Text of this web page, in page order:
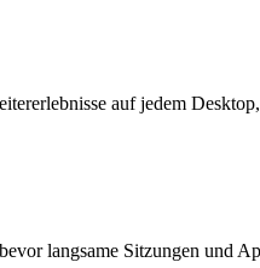
auf jedem
langsame Sitzungen und